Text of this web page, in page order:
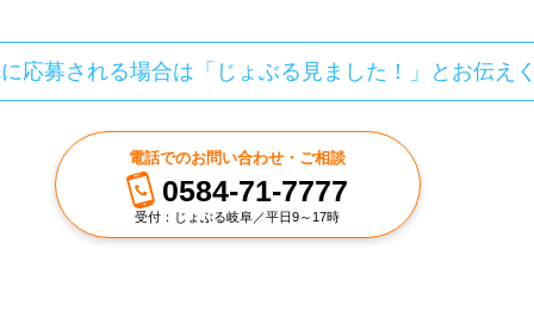
応募される場合は「じょぶる見ました！」とお伝えく
電話でのお問い合わせ・ご相談
0584-71-7777
受付：じょぶる岐阜／平日9～17時